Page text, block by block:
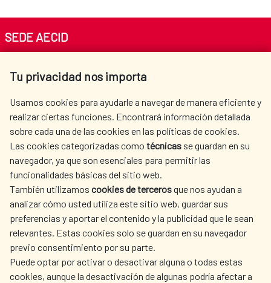
Tu privacidad nos importa
Usamos cookies para ayudarle a navegar de manera eficiente y
realizar ciertas funciones. Encontrará información detallada
sobre cada una de las cookies en las políticas de cookies.
Las cookies categorizadas como técnicas se guardan en su
navegador, ya que son esenciales para permitir las
funcionalidades básicas del sitio web.
También utilizamos cookies de tercerosque nos ayudan a
analizar cómo usted utiliza este sitio web, guardar sus
preferencias y aportar el contenido y la publicidad que le sean
relevantes. Estas cookies solo se guardan en su navegador
previo consentimiento por su parte.
Puede optar por activar o desactivar alguna o todas estas
cookies, aunque la desactivación de algunas podría afectar a
SEDE AECID
Tel. +34 900 20 30 54​​​​​​​
AECID
OÙ NOUS COOPÉRONS
L'ACTION HUMANITAIRE
ESPAGNOLE
SALLE DE PRESSE
CULTURE ET SCIENCE BIBLIOTHÈQUE
NOS RÉSEAUX SOCIAUX